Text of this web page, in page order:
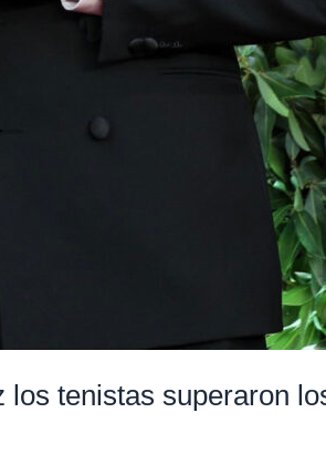
tenistas superaron